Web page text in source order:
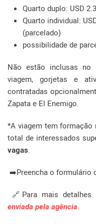
Quarto duplo: USD
Quarto individual:
(parcelado)
possibilidade de
Não estão inclusas no
viagem, gorjetas e
contratadas
Zapata e El Enemigo.
*A viagem tem formação
total de interessados
vagas.
➡️Preencha o formulário
🔗Para mais
enviada pela agência.